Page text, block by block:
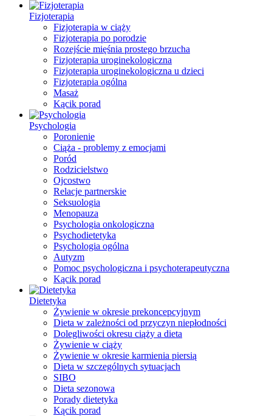
Fizjoterapia
Fizjoterapia w ciąży
Fizjoterapia po porodzie
Rozejście mięśnia prostego brzucha
Fizjoterapia uroginekologiczna
Fizjoterapia uroginekologiczna u dzieci
Fizjoterapia ogólna
Masaż
Kącik porad
Psychologia
Poronienie
Ciąża - problemy z emocjami
Poród
Rodzicielstwo
Ojcostwo
Relacje partnerskie
Seksuologia
Menopauza
Psychologia onkologiczna
Psychodietetyka
Psychologia ogólna
Autyzm
Pomoc psychologiczna i psychoterapeutyczna
Kącik porad
Dietetyka
Żywienie w okresie prekoncepcyjnym
Dieta w zależności od przyczyn niepłodności
Dolegliwości okresu ciąży a dieta
Żywienie w ciąży
Żywienie w okresie karmienia piersią
Dieta w szczególnych sytuacjach
SIBO
Dieta sezonowa
Porady dietetyka
Kącik porad